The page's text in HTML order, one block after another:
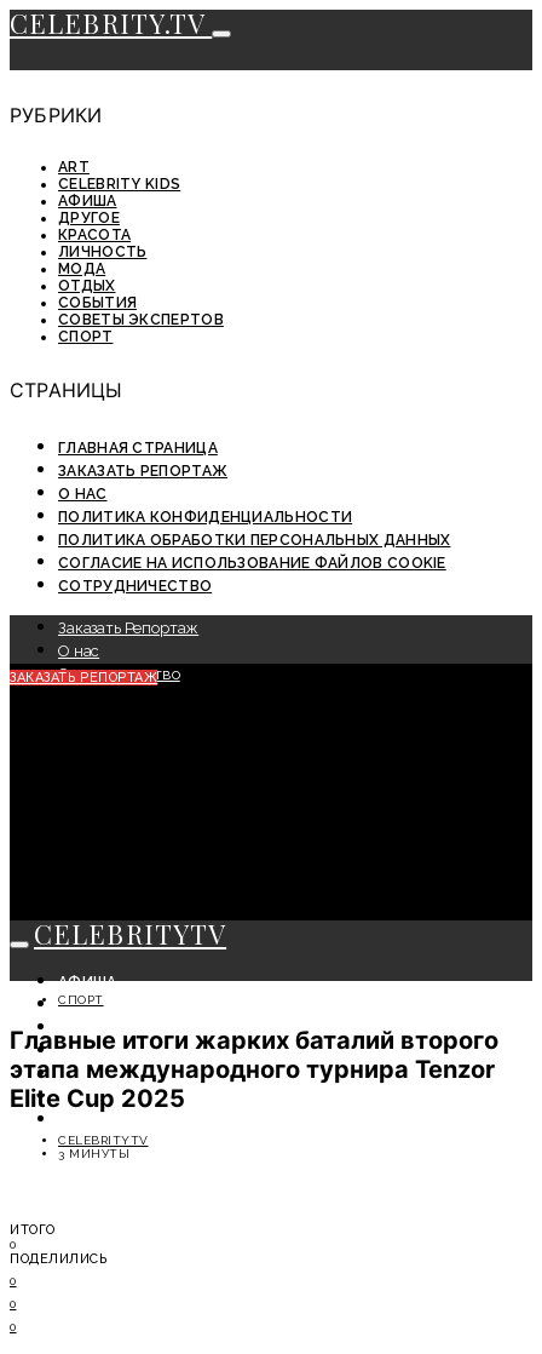
CELEBRITY.TV
РУБРИКИ
ART
CELEBRITY KIDS
АФИША
ДРУГОЕ
КРАСОТА
ЛИЧНОСТЬ
МОДА
ОТДЫХ
СОБЫТИЯ
СОВЕТЫ ЭКСПЕРТОВ
СПОРТ
СТРАНИЦЫ
ГЛАВНАЯ СТРАНИЦА
ЗАКАЗАТЬ РЕПОРТАЖ
О НАС
ПОЛИТИКА КОНФИДЕНЦИАЛЬНОСТИ
ПОЛИТИКА ОБРАБОТКИ ПЕРСОНАЛЬНЫХ ДАННЫХ
СОГЛАСИЕ НА ИСПОЛЬЗОВАНИЕ ФАЙЛОВ COOKIE
СОТРУДНИЧЕСТВО
Заказать Репортаж
О нас
Сотрудничество
ЗАКАЗАТЬ РЕПОРТАЖ
CELEBRITYTV
АФИША
СОБЫТИЯ
МОДА
ЛИЧНОСТЬ
ОТДЫХ
СПОРТ
Главные итоги жарких баталий второго
этапа международного турнира Tenzor
Elite Cup 2025
CELEBRITYTV
3 МИНУТЫ
ИТОГО
0
ПОДЕЛИЛИСЬ
0
0
0